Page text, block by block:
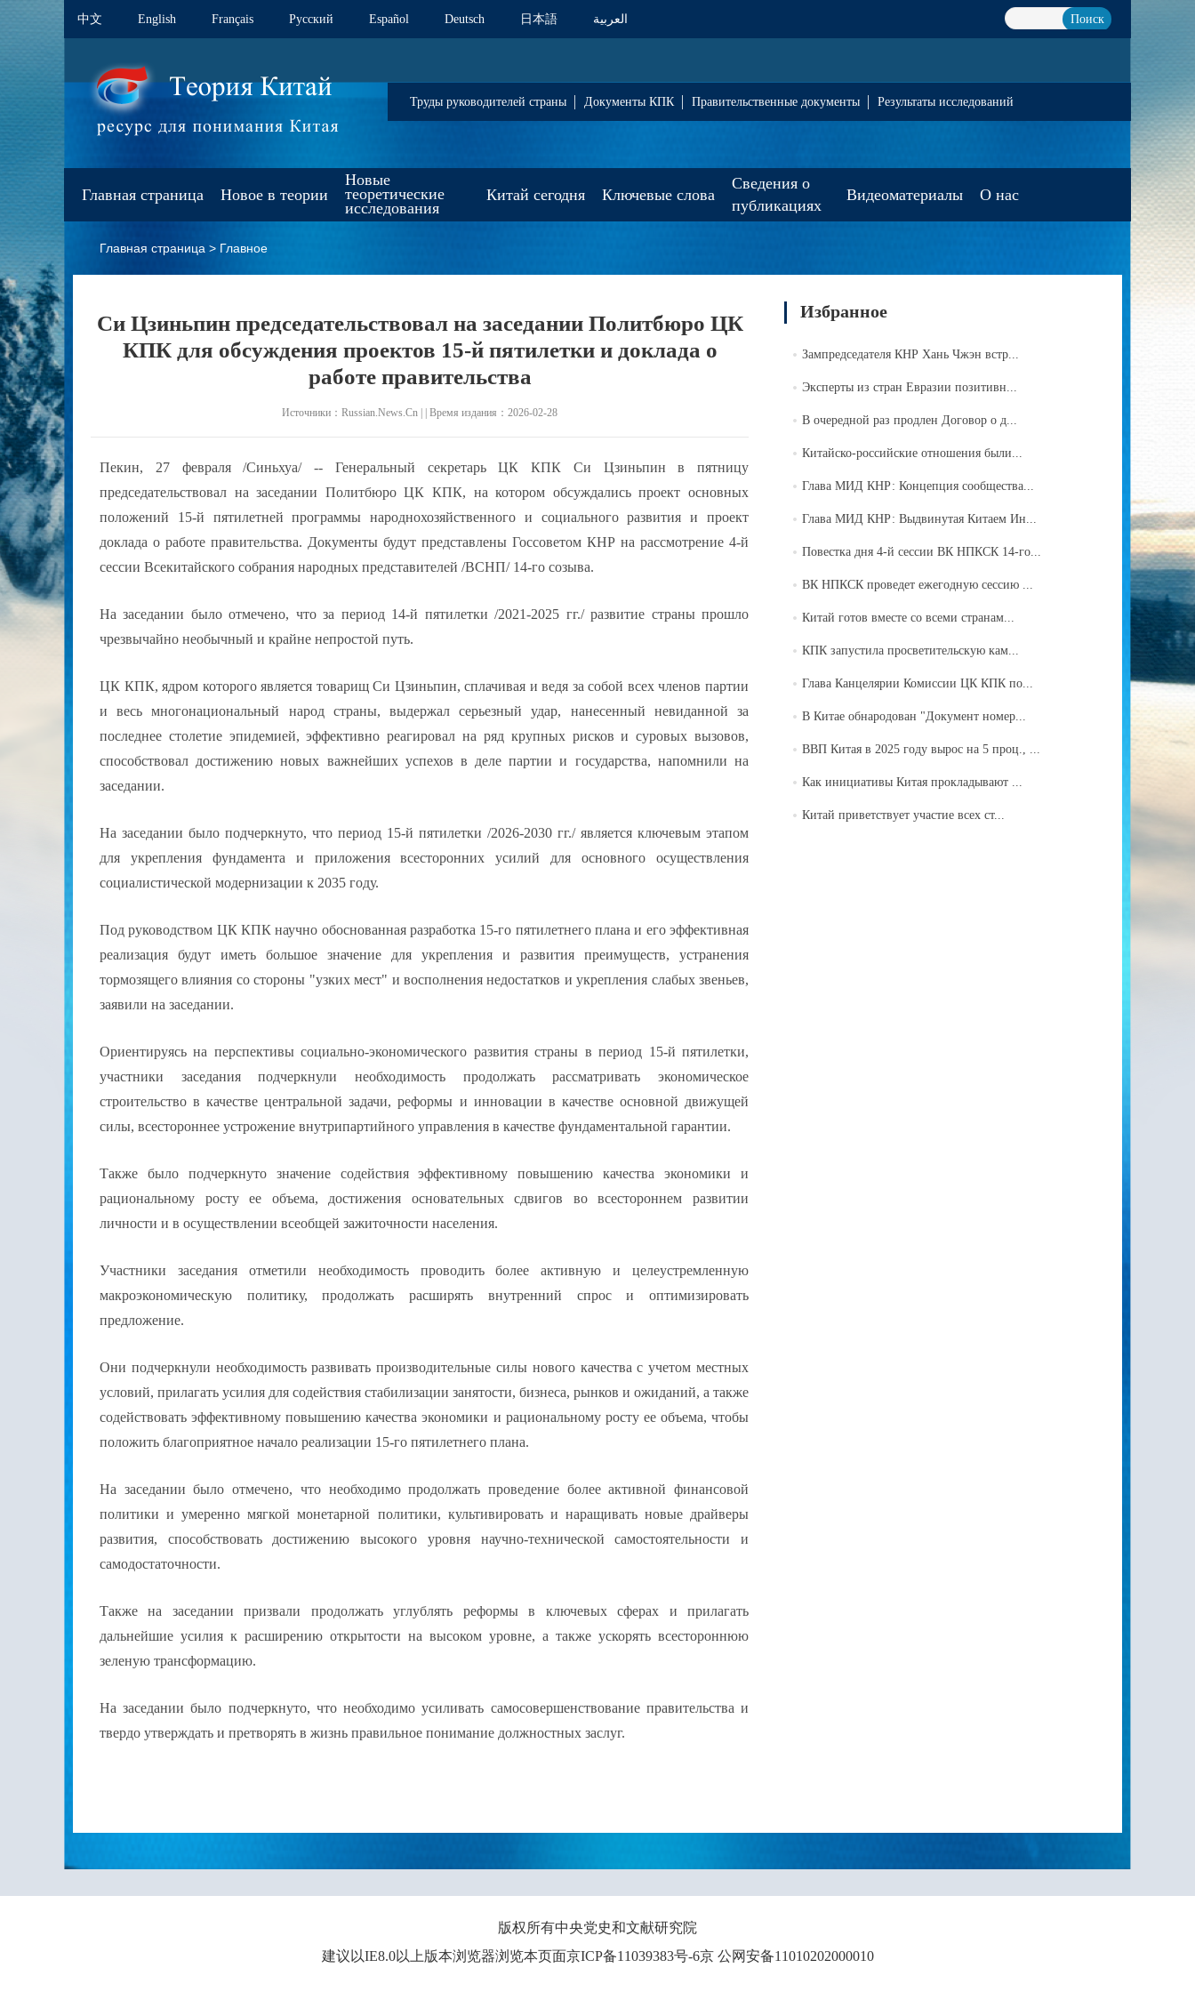
中文 English Français Pусский Español Deutsch 日本語 العربية Поиск
Труды руководителей страны Документы КПК Правительственные документы Результаты исследований
Главная страница Новое в теории
Новые
теоретические
исследования
Китай сегодня Ключевые слова
Сведения о
публикациях
Видеоматериалы О нас
Главная страница > Главное
Си Цзиньпин председательствовал на заседании Политбюро ЦК
КПК для обсуждения проектов 15-й пятилетки и доклада о
работе правительства
Источники：Russian.News.Cn | | Время издания：2026-02-28
Пекин, 27 февраля /Синьхуа/ -- Генеральный секретарь ЦК КПК Си Цзиньпин в пятницу
председательствовал на заседании Политбюро ЦК КПК, на котором обсуждались проект основных
положений 15-й пятилетней программы народнохозяйственного и социального развития и проект
доклада о работе правительства. Документы будут представлены Госсоветом КНР на рассмотрение 4-й
сессии Всекитайского собрания народных представителей /ВСНП/ 14-го созыва.
На заседании было отмечено, что за период 14-й пятилетки /2021-2025 гг./ развитие страны прошло
чрезвычайно необычный и крайне непростой путь.
ЦК КПК, ядром которого является товарищ Си Цзиньпин, сплачивая и ведя за собой всех членов партии
и весь многонациональный народ страны, выдержал серьезный удар, нанесенный невиданной за
последнее столетие эпидемией, эффективно реагировал на ряд крупных рисков и суровых вызовов,
способствовал достижению новых важнейших успехов в деле партии и государства, напомнили на
заседании.
На заседании было подчеркнуто, что период 15-й пятилетки /2026-2030 гг./ является ключевым этапом
для укрепления фундамента и приложения всесторонних усилий для основного осуществления
социалистической модернизации к 2035 году.
Под руководством ЦК КПК научно обоснованная разработка 15-го пятилетнего плана и его эффективная
реализация будут иметь большое значение для укрепления и развития преимуществ, устранения
тормозящего влияния со стороны "узких мест" и восполнения недостатков и укрепления слабых звеньев,
заявили на заседании.
Ориентируясь на перспективы социально-экономического развития страны в период 15-й пятилетки,
участники заседания подчеркнули необходимость продолжать рассматривать экономическое
строительство в качестве центральной задачи, реформы и инновации в качестве основной движущей
силы, всестороннее устрожение внутрипартийного управления в качестве фундаментальной гарантии.
Также было подчеркнуто значение содействия эффективному повышению качества экономики и
рациональному росту ее объема, достижения основательных сдвигов во всестороннем развитии
личности и в осуществлении всеобщей зажиточности населения.
Участники заседания отметили необходимость проводить более активную и целеустремленную
макроэкономическую политику, продолжать расширять внутренний спрос и оптимизировать
предложение.
Они подчеркнули необходимость развивать производительные силы нового качества с учетом местных
условий, прилагать усилия для содействия стабилизации занятости, бизнеса, рынков и ожиданий, а также
содействовать эффективному повышению качества экономики и рациональному росту ее объема, чтобы
положить благоприятное начало реализации 15-го пятилетнего плана.
На заседании было отмечено, что необходимо продолжать проведение более активной финансовой
политики и умеренно мягкой монетарной политики, культивировать и наращивать новые драйверы
развития, способствовать достижению высокого уровня научно-технической самостоятельности и
самодостаточности.
Также на заседании призвали продолжать углублять реформы в ключевых сферах и прилагать
дальнейшие усилия к расширению открытости на высоком уровне, а также ускорять всестороннюю
зеленую трансформацию.
На заседании было подчеркнуто, что необходимо усиливать самосовершенствование правительства и
твердо утверждать и претворять в жизнь правильное понимание должностных заслуг.
Избранное
Зампредседателя КНР Хань Чжэн встр...
Эксперты из стран Евразии позитивн...
В очередной раз продлен Договор о д...
Китайско-российские отношения были...
Глава МИД КНР: Концепция сообщества...
Глава МИД КНР: Выдвинутая Китаем Ин...
Повестка дня 4-й сессии ВК НПКСК 14-го...
ВК НПКСК проведет ежегодную сессию ...
Китай готов вместе со всеми странам...
КПК запустила просветительскую кам...
Глава Канцелярии Комиссии ЦК КПК по...
В Китае обнародован "Документ номер...
ВВП Китая в 2025 году вырос на 5 проц., ...
Как инициативы Китая прокладывают ...
Китай приветствует участие всех ст...
版权所有中央党史和文献研究院
建议以IE8.0以上版本浏览器浏览本页面京ICP备11039383号-6京 公网安备11010202000010